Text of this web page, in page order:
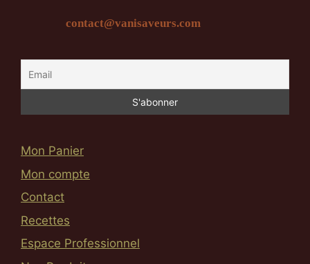
contact@vanisaveurs.com
Mon Panier
Mon compte
Contact
Recettes
Espace Professionnel